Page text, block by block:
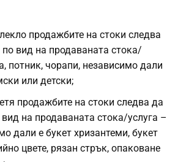
продажбите на стоки следва
по вид на продаваната стока/
потник, чорапи, независимо дали
или детски;
продажбите на стоки следва да
на продаваната стока/услуга –
дали е букет хризантеми, букет
цвете, рязан стрък, опаковане